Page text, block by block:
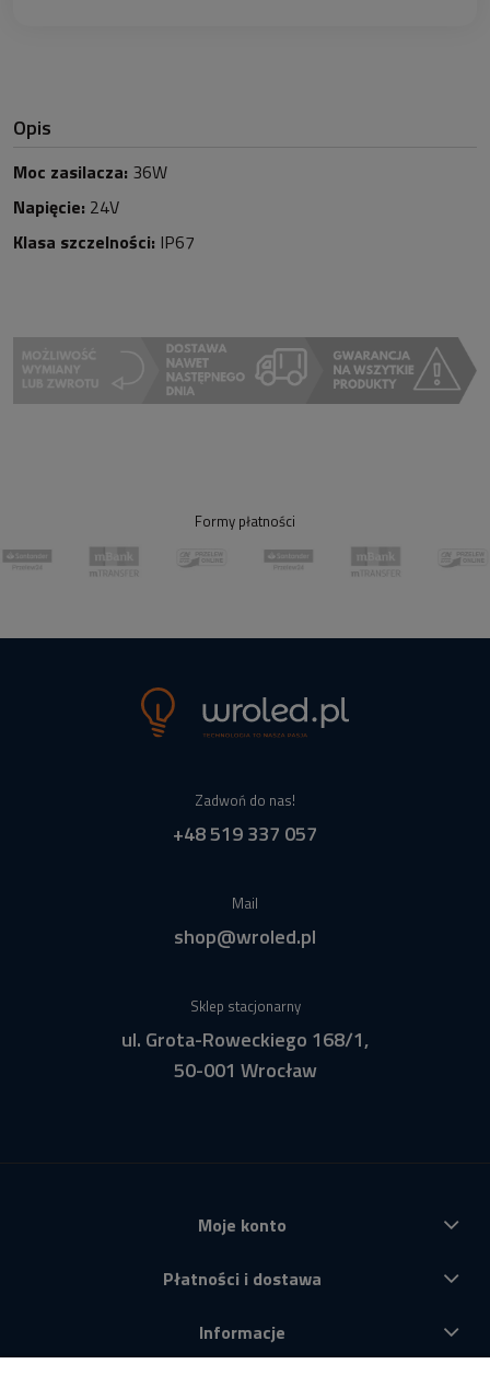
Opis
Moc zasilacza: 36W
Napięcie: 24V
Klasa szczelności: IP67
Formy płatności
Zadwoń do nas!
+48 519 337 057
Mail
shop@wroled.pl
Sklep stacjonarny
ul. Grota-Roweckiego 168/1,
50-001 Wrocław
Moje konto
Płatności i dostawa
Informacje